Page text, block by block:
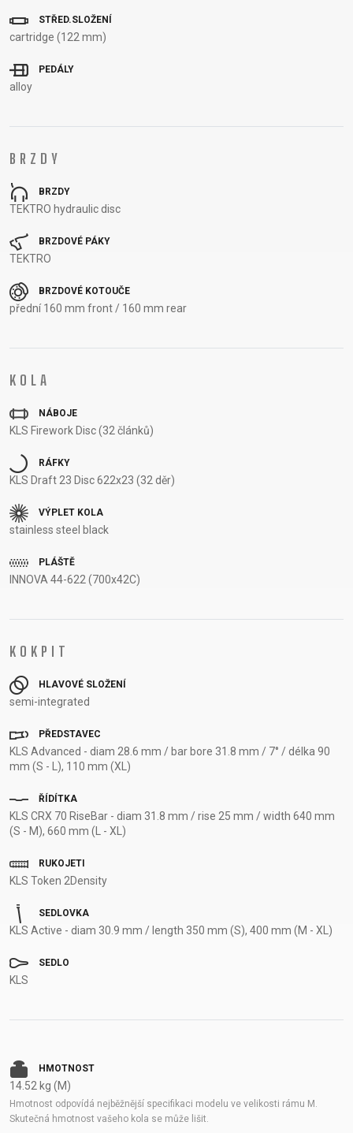
OTÁZKY
REGISTRACE
B2B LOGIN
DODACÍ
PODMÍNKY
STŘED.SLOŽENÍ
cartridge (122 mm)
PEDÁLY
alloy
BRZDY
BRZDY
TEKTRO hydraulic disc
BRZDOVÉ PÁKY
TEKTRO
BRZDOVÉ KOTOUČE
přední 160 mm front / 160 mm rear
KOLA
NÁBOJE
KLS Firework Disc (32 článků)
RÁFKY
KLS Draft 23 Disc 622x23 (32 děr)
VÝPLET KOLA
stainless steel black
PLÁŠTĚ
INNOVA 44-622 (700x42C)
KOKPIT
HLAVOVÉ SLOŽENÍ
semi-integrated
PŘEDSTAVEC
KLS Advanced - diam 28.6 mm / bar bore 31.8 mm / 7° / délka 90
mm (S - L), 110 mm (XL)
ŘÍDÍTKA
KLS CRX 70 RiseBar - diam 31.8 mm / rise 25 mm / width 640 mm
(S - M), 660 mm (L - XL)
RUKOJETI
KLS Token 2Density
SEDLOVKA
KLS Active - diam 30.9 mm / length 350 mm (S), 400 mm (M - XL)
SEDLO
KLS
HMOTNOST
14.52 kg (M)
Hmotnost odpovídá nejběžnější specifikaci modelu ve velikosti rámu M.
Skutečná hmotnost vašeho kola se může lišit.